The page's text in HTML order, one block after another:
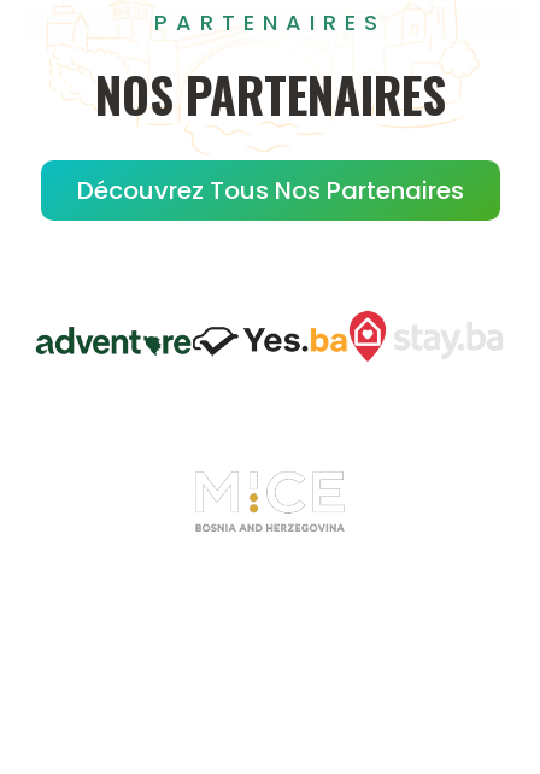
PARTENAIRES
NOS PARTENAIRES
Découvrez Tous Nos Partenaires